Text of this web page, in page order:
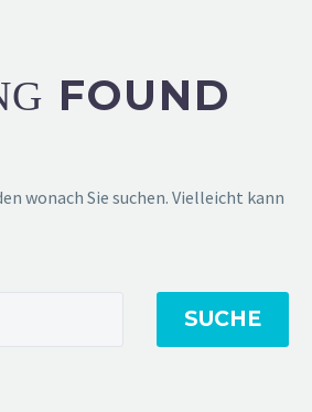
FOUND
wonach Sie suchen. Vielleicht kann
SUCHE